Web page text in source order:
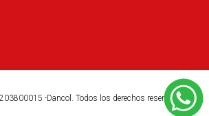
-Dancol. Todos los derechos reservados.